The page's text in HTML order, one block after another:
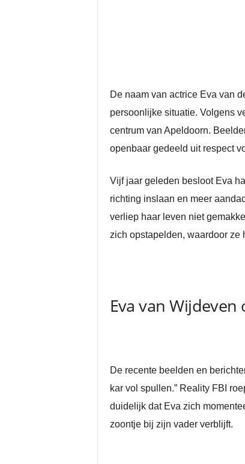
De naam van actrice Eva van
persoonlijke situatie. Volgens
centrum van Apeldoorn.
openbaar gedeeld uit respect
Vijf jaar geleden besloot Eva
richting inslaan en meer
verliep haar leven niet
zich opstapelden, waardoor ze
Eva van Wijdeven
De recente beelden en
kar vol spullen.” Reality FBI
duidelijk dat Eva zich
zoontje bij zijn vader verblijft.